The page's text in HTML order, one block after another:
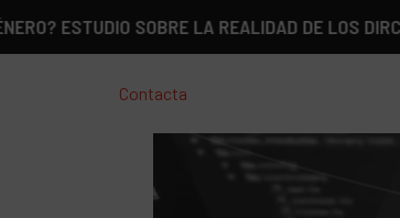
SOBRE LA REALIDAD DE LOS DIRCOM EN
Contacta